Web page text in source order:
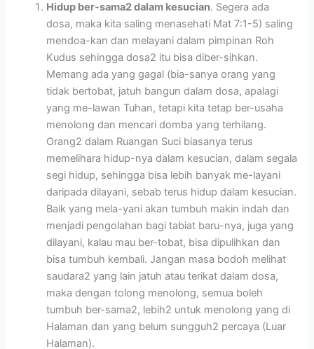
Hidup ber-sama2 dalam kesucian. Segera ada
dosa, maka kita saling menasehati Mat 7:1-5) saling
mendoa-kan dan melayani dalam pimpinan Roh
Kudus sehingga dosa2 itu bisa diber-sihkan.
Memang ada yang gagal (bia-sanya orang yang
tidak bertobat, jatuh bangun dalam dosa, apalagi
yang me-lawan Tuhan, tetapi kita tetap ber-usaha
menolong dan mencari domba yang terhilang.
Orang2 dalam Ruangan Suci biasanya terus
memelihara hidup-nya dalam kesucian, dalam segala
segi hidup, sehingga bisa lebih banyak me-layani
daripada dilayani, sebab terus hidup dalam kesucian.
Baik yang mela-yani akan tumbuh makin indah dan
menjadi pengolahan bagi tabiat baru-nya, juga yang
dilayani, kalau mau ber-tobat, bisa dipulihkan dan
bisa tumbuh kembali. Jangan masa bodoh melihat
saudara2 yang lain jatuh atau terikat dalam dosa,
maka dengan tolong menolong, semua boleh
tumbuh ber-sama2, lebih2 untuk menolong yang di
Halaman dan yang belum sungguh2 percaya (Luar
Halaman).